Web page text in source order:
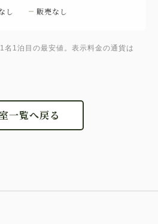
し 販売なし
1泊目の最安値。表示料金の通貨は
一覧へ戻る